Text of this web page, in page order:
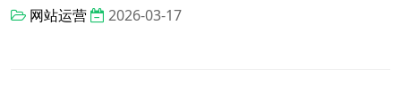
网站运营 2026-03-17